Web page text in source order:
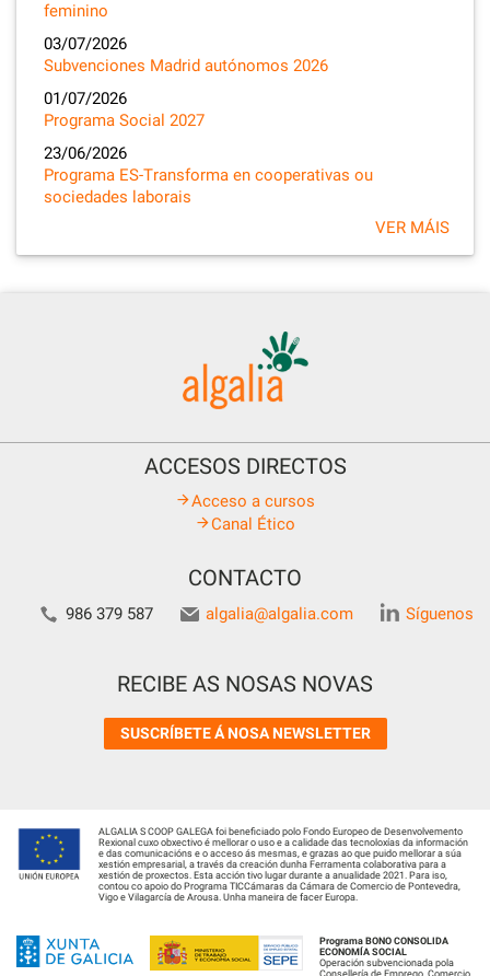
feminino
03/07/2026
Subvenciones Madrid autónomos 2026
01/07/2026
Programa Social 2027
23/06/2026
Programa ES-Transforma en cooperativas ou
sociedades laborais
VER MÁIS
ACCESOS DIRECTOS
Acceso a cursos
Canal Ético
CONTACTO
986 379 587 algalia@algalia.com Síguenos
RECIBE AS NOSAS NOVAS
SUSCRÍBETE Á NOSA NEWSLETTER
ALGALIA S COOP GALEGA foi beneficiado polo Fondo Europeo de Desenvolvemento
Rexional cuxo obxectivo é mellorar o uso e a calidade das tecnoloxías da información
e das comunicacións e o acceso ás mesmas, e grazas ao que puido mellorar a súa
xestión empresarial, a través da creación dunha Ferramenta colaborativa para a
xestión de proxectos. Esta acción tivo lugar durante a anualidade 2021. Para iso,
contou co apoio do Programa TICCámaras da Cámara de Comercio de Pontevedra,
Vigo e Vilagarcía de Arousa. Unha maneira de facer Europa.
Programa BONO CONSOLIDA
ECONOMÍA SOCIAL
Operación subvencionada pola